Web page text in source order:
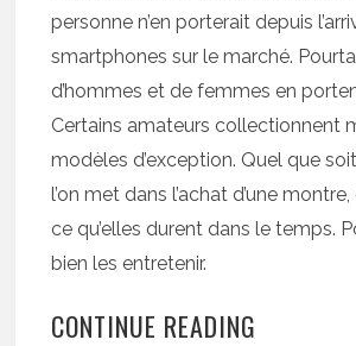
personne n’en porterait depuis
smartphones sur le marché.
d’hommes et de femmes en
Certains amateurs collectionnent
modèles d’exception. Quel que
l’on met dans l’achat d’une
ce qu’elles durent dans le temps.
bien les entretenir.
CONTINUE READING